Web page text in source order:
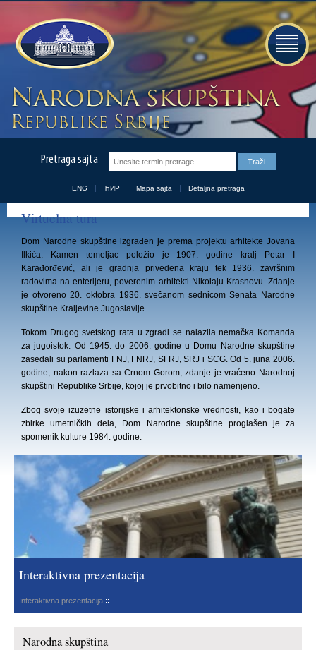
Pretraga sajta
ENG ЋИР Mapa sajta Detaljna pretraga
Virtuelna tura
Dom Narodne skupštine izgrađen je prema projektu arhitekte Jovana
Ilkića. Kamen temeljac položio je 1907. godine kralj Petar I
Karađorđević, ali je gradnja privedena kraju tek 1936. završnim
radovima na enterijeru, poverenim arhitekti Nikolaju Krasnovu. Zdanje
je otvoreno 20. oktobra 1936. svečanom sednicom Senata Narodne
skupštine Kraljevine Jugoslavije.
Tokom Drugog svetskog rata u zgradi se nalazila nemačka Komanda
za jugoistok. Od 1945. do 2006. godine u Domu Narodne skupštine
zasedali su parlamenti FNJ, FNRJ, SFRJ, SRJ i SCG. Od 5. juna 2006.
godine, nakon razlaza sa Crnom Gorom, zdanje je vraćeno Narodnoj
skupštini Republike Srbije, kojoj je prvobitno i bilo namenjeno.
Zbog svoje izuzetne istorijske i arhitektonske vrednosti, kao i bogate
zbirke umetničkih dela, Dom Narodne skupštine proglašen je za
spomenik kulture 1984. godine.
Interaktivna prezentacija
Interaktivna prezentacija
Narodna skupština